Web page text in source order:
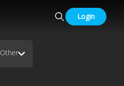
Login
Other